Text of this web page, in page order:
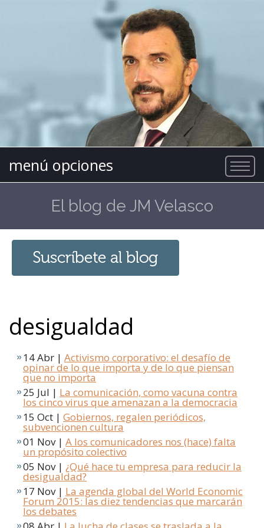
menú opciones
El blog de JM Velasco
desigualdad
14 Abr | Activismo corporativo: el desafío de
opinar de lo que importa y de lo que piensan
que no importa
25 Jul | La comunicación, como vacuna contra
los cinco virus que amenazan a la democracia
15 Oct | Gobiernos, regalen periódicos,
subvencionen cultura
01 Nov | A los comunicadores nos (hace) falta
un propósito colectivo
05 Nov | ¿Qué hace tu empresa para reducir la
desigualdad?
17 Nov | La agenda global del World Economic
Forum 2015: las diez tendencias que marcarán
los debates